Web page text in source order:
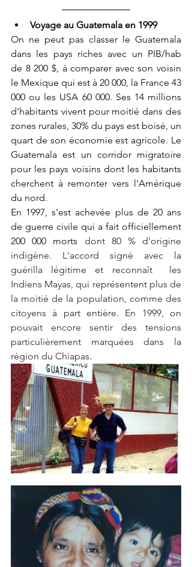
Voyage au Guatemala en 1999
On ne peut pas classer le Guatemala
dans les pays riches avec un PIB/hab
de 8 200 $, à comparer avec son voisin
le Mexique qui est à 20 000, la France 43
000 ou les USA 60 000. Ses 14 millions
d'habitants vivent pour moitié dans des
zones rurales, 30% du pays est boisé, un
quart de son économie est agricole. Le
Guatemala est un corridor migratoire
pour les pays voisins dont les habitants
cherchent à remonter vers l'Amérique
du nord.
En 1997, s'est achevée plus de 20 ans
de guerre civile qui a fait officiellement
200 000 morts dont 80 % d'origine
indigène. L'accord signé avec la
guérilla légitime et reconnaît  les
Indiens Mayas, qui représentent plus de
la moitié de la population, comme des
citoyens à part entière. En 1999, on
pouvait encore sentir des tensions
particulièrement marquées dans la
région du Chiapas.